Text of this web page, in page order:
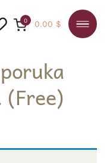
0 0.00 $